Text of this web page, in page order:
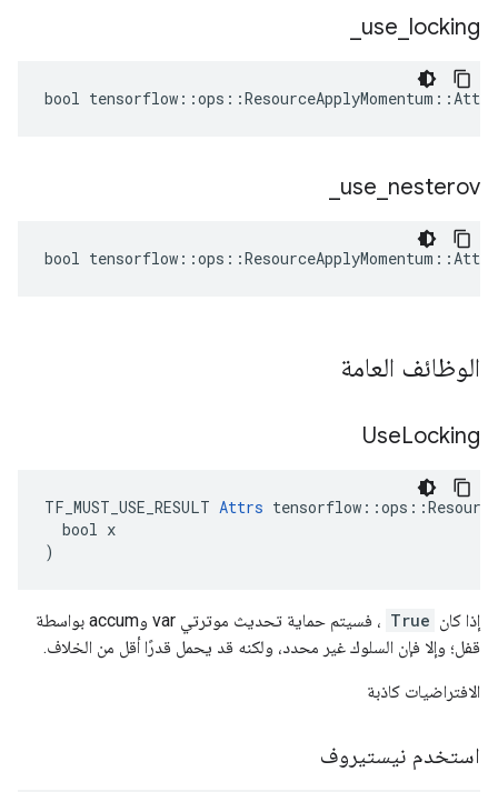
use locking
bool
use nesterov
bool
الوظائف العامة
UseLocking
TF_MUST_USE_RESULT Attrs
  bool x
)
إذا كان True
، فسيتم حماية تحديث موترتي var وaccum بواسطة
قفل؛ وإلا فإن السلوك غير محدد، ولكنه قد يحمل قدرًا أقل من الخلاف.
الافتراضيات كاذبة
استخدم نيستيروف